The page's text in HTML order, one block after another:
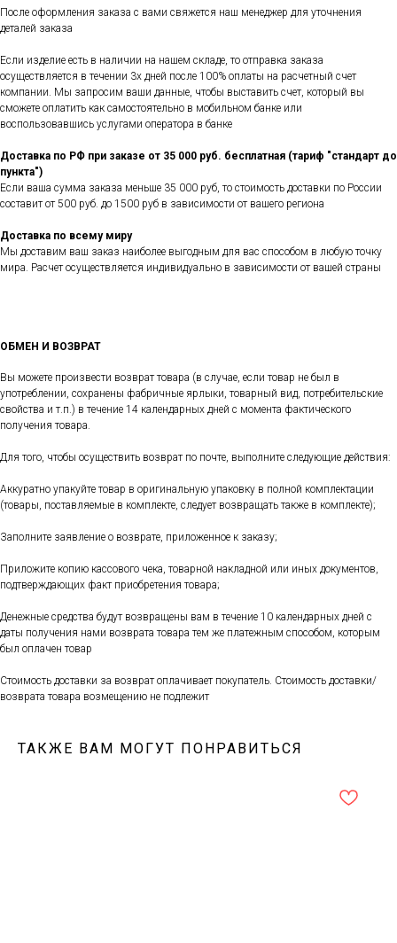
После оформления заказа с вами свяжется наш менеджер для уточнения
деталей заказа
Если изделие есть в наличии на нашем складе, то отправка заказа
осуществляется в течении 3х дней после 100% оплаты на расчетный счет
компании. Мы запросим ваши данные, чтобы выставить счет, который вы
сможете оплатить как самостоятельно в мобильном банке или
воспользовавшись услугами оператора в банке
Доставка по РФ при заказе от 35 000 руб. бесплатная (тариф "стандарт до
пункта")
Если ваша сумма заказа меньше 35 000 руб, то стоимость доставки по России
составит от 500 руб. до 1500 руб в зависимости от вашего региона
Доставка по всему миру
Мы доставим ваш заказ наиболее выгодным для вас способом в любую точку
мира. Расчет осуществляется индивидуально в зависимости от вашей страны
ОБМЕН И ВОЗВРАТ
Вы можете произвести возврат товара (в случае, если товар не был в
употреблении, сохранены фабричные ярлыки, товарный вид, потребительские
свойства и т.п.) в течение 14 календарных дней с момента фактического
получения товара.
Для того, чтобы осуществить возврат по почте, выполните следующие действия:
Аккуратно упакуйте товар в оригинальную упаковку в полной комплектации
(товары, поставляемые в комплекте, следует возвращать также в комплекте);
Заполните заявление о возврате, приложенное к заказу;
Приложите копию кассового чека, товарной накладной или иных документов,
подтверждающих факт приобретения товара;
Денежные средства будут возвращены вам в течение 10 календарных дней с
даты получения нами возврата товара тем же платежным способом, которым
был оплачен товар
Стоимость доставки за возврат оплачивает покупатель. Стоимость доставки/
возврата товара возмещению не подлежит
ТАКЖЕ ВАМ МОГУТ ПОНРАВИТЬСЯ